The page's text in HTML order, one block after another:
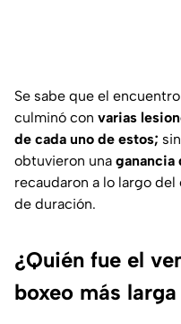
Se sabe que el
culminó con varias
de cada uno de estos;
obtuvieron una ganancia
recaudaron a lo largo
de duración.
¿Quién fue el
boxeo más